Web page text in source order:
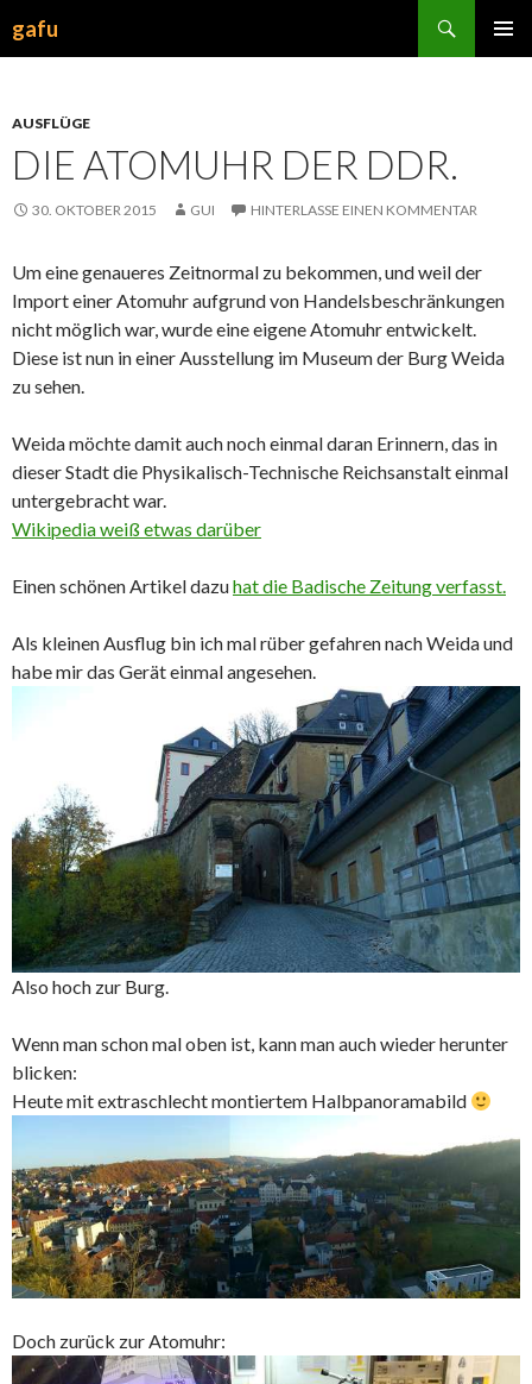
gafu
AUSFLÜGE
DIE ATOMUHR DER DDR.
30. OKTOBER 2015 GUI HINTERLASSE EINEN KOMMENTAR
Um eine genaueres Zeitnormal zu bekommen, und weil der
Import einer Atomuhr aufgrund von Handelsbeschränkungen
nicht möglich war, wurde eine eigene Atomuhr entwickelt.
Diese ist nun in einer Ausstellung im Museum der Burg Weida
zu sehen.
Weida möchte damit auch noch einmal daran Erinnern, das in
dieser Stadt die Physikalisch-Technische Reichsanstalt einmal
untergebracht war.
Wikipedia weiß etwas darüber
Einen schönen Artikel dazuhat die Badische Zeitung verfasst.
Als kleinen Ausflug bin ich mal rüber gefahren nach Weida und
habe mir das Gerät einmal angesehen.
Also hoch zur Burg.
Wenn man schon mal oben ist, kann man auch wieder herunter
blicken:
Heute mit extraschlecht montiertem Halbpanoramabild
Doch zurück zur Atomuhr: